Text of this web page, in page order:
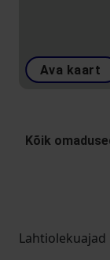
Ava kaart
Kõik
Lahtiolekuajad